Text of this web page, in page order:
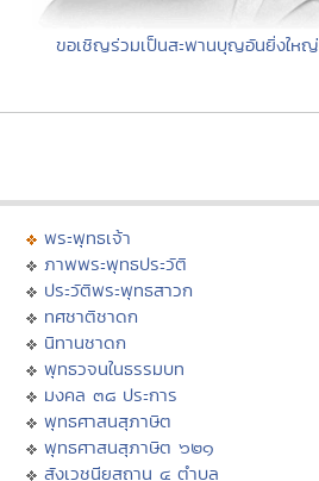
ขอเชิญร่วมเป็นสะพานบุญอันยิ่งใหญ่
พระพุทธเจ้า
ภาพพระพุทธประวัติ
ประวัติพระพุทธสาวก
ทศชาติชาดก
นิทานชาดก
พุทธวจนในธรรมบท
มงคล ๓๘ ประการ
พุทธศาสนสุภาษิต
พุทธศาสนสุภาษิต ๖๒๑
สังเวชนียสถาน ๔ ตำบล